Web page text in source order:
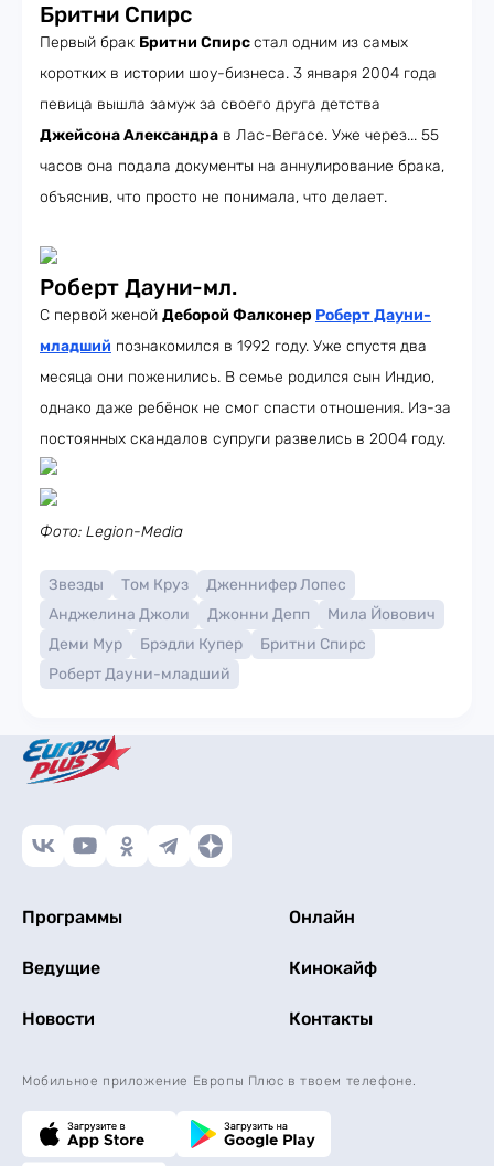
Бритни Спирс
Первый брак Бритни Спирсстал одним из самых
коротких в истории шоу-бизнеса. 3 января 2004 года
певица вышла замуж за своего друга детства
Джейсона Александра в Лас-Вегасе. Уже через... 55
часов она подала документы на аннулирование брака,
объяснив, что просто не понимала, что делает.
Роберт Дауни-мл.
С первой женой Деборой Фалконер Роберт Дауни-
младший познакомился в 1992 году. Уже спустя два
месяца они поженились. В семье родился сын Индио,
однако даже ребёнок не смог спасти отношения. Из-за
постоянных скандалов супруги развелись в 2004 году.
Фото: Legion-Media
Звезды Том Круз
Дженнифер Лопес
Анджелина Джоли
Джонни Депп
Мила Йовович
Деми Мур
Брэдли Купер
Бритни Спирс
Роберт Дауни-младший
Программы Онлайн
Ведущие Кинокайф
Новости Контакты
Мобильное приложение Европы Плюс в твоем телефоне.